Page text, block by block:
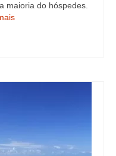
maioria do hóspedes.